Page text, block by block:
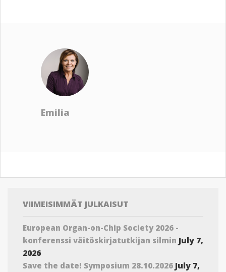
Emilia
VIIMEISIMMÄT JULKAISUT
European Organ-on-Chip Society 2026 -
konferenssi väitöskirjatutkijan silmin July 7,
2026
Save the date! Symposium 28.10.2026 July 7,